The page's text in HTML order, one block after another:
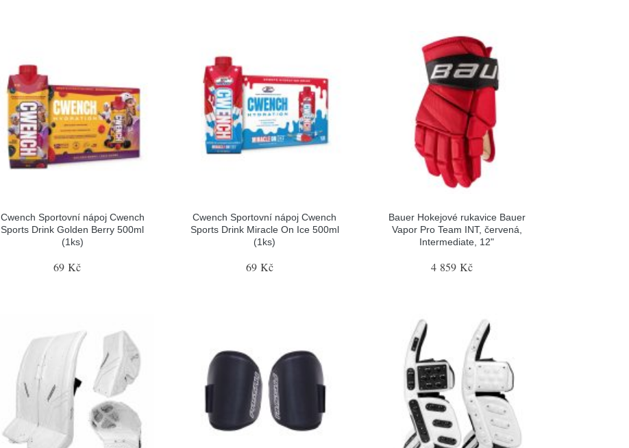
Cwench Sportovní nápoj Cwench
Sports Drink Golden Berry 500ml
(1ks)
69 Kč
Cwench Sportovní nápoj Cwench
Sports Drink Miracle On Ice 500ml
(1ks)
69 Kč
Bauer Hokejové rukavice Bauer
Vapor Pro Team INT, červená,
Intermediate, 12"
4 859 Kč